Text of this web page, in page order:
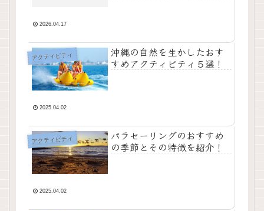
2026.04.17
アクティビティ
沖縄の自然を生かしたおす
すめアクティビティ５選！
2025.04.02
アクティビティ
パラセーリングのおすすめ
の季節とその特徴を紹介！
2025.04.02